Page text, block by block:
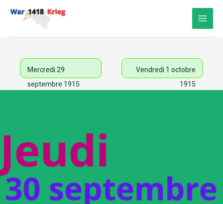
Mercredi 29
septembre 1915
Vendredi 1 octobre
1915